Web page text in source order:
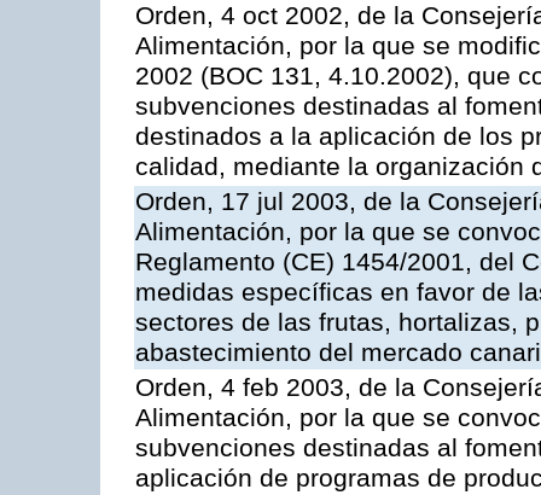
Orden, 4 oct 2002, de la
Alimentación, por la que se
2002 (BOC 131, 4.10.2002), que
subvenciones destinadas al
destinados a la aplicación de los
calidad, mediante la organización
Orden, 17 jul 2003, de la
Alimentación, por la que se
Reglamento (CE) 1454/2001, del
medidas específicas en favor de
sectores de las frutas, hortalizas,
abastecimiento del mercado
Orden, 4 feb 2003, de la
Alimentación, por la que se
subvenciones destinadas al
aplicación de programas de